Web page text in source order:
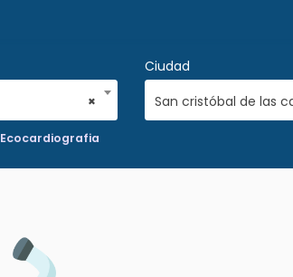
×
Ciudad
San cristóbal de las
Ecocardiografia